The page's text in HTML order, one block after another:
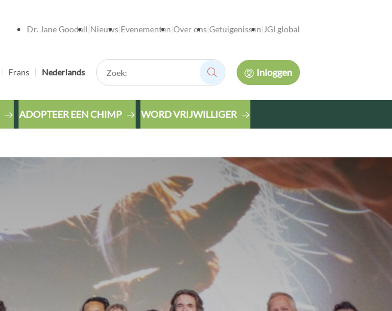
Dr. Jane Goodall Nieuws Evenementen Over ons Getuigenissen JGI global
Frans Nederlands
Zoek:
Zoek:
Inloggen
ADOPTEER EEN CHIMP WORD VRIJWILLIGER